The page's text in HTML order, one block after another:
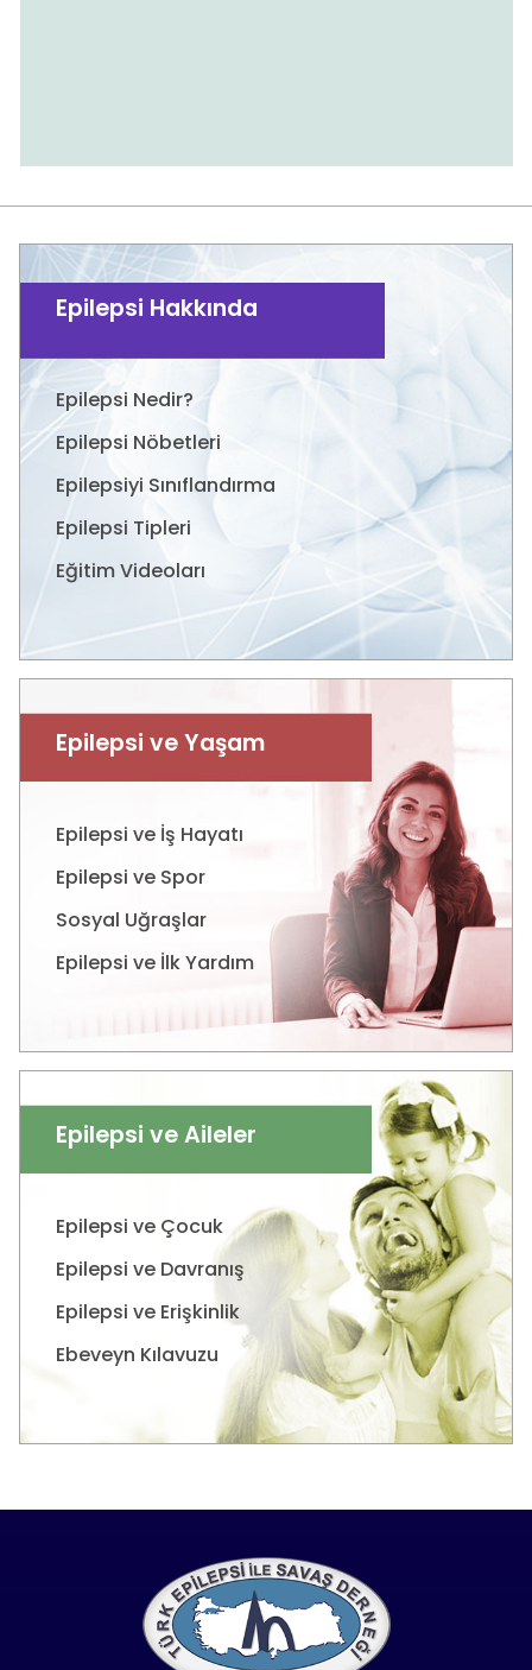
Epilepsi Hakkında
Epilepsi Nedir?
Epilepsi Nöbetleri
Epilepsiyi Sınıflandırma
Epilepsi Tipleri
Eğitim Videoları
Epilepsi ve Yaşam
Epilepsi ve İş Hayatı
Epilepsi ve Spor
Sosyal Uğraşlar
Epilepsi ve İlk Yardım
Epilepsi ve Aileler
Epilepsi ve Çocuk
Epilepsi ve Davranış
Epilepsi ve Erişkinlik
Ebeveyn Kılavuzu